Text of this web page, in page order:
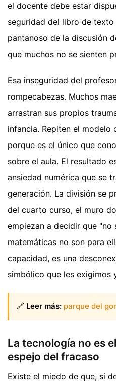
el docente debe estar
seguridad del libro de
pantanoso de la discusión
que muchos no se sienten
Esa inseguridad del
rompecabezas. Muchos
arrastran sus propios
infancia. Repiten el modelo
porque es el único que
sobre el aula. El resultado
ansiedad numérica que se
generación. La división se
del cuarto curso, el muro
empiezan a decidir que "no
matemáticas no son para
capacidad, es una
simbólico que les exigimos
🔗 Leer más: parque del
La tecnología no es
espejo del fracaso
Existe el miedo de que, si